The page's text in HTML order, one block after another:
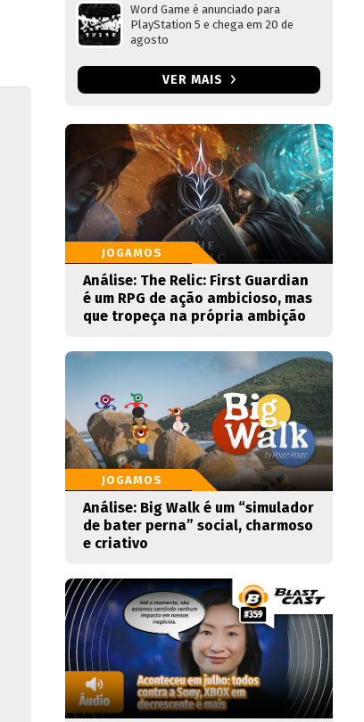
Word Game é anunciado para
PlayStation 5 e chega em 20 de
agosto
VER MAIS
JOGAMOS
Análise: The Relic: First Guardian
é um RPG de ação ambicioso, mas
que tropeça na própria ambição
JOGAMOS
Análise: Big Walk é um “simulador
de bater perna” social, charmoso
e criativo